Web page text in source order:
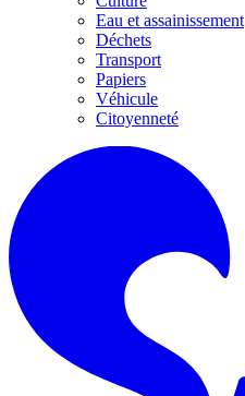
Eau et assainissement
Déchets
Transport
Papiers
Véhicule
Citoyenneté